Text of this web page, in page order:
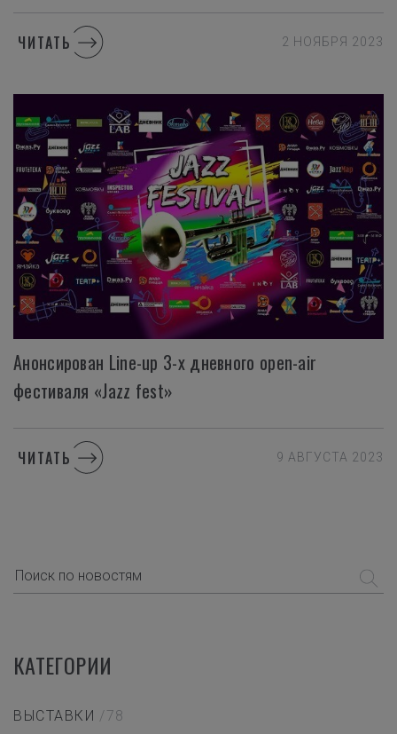
ЧИТАТЬ 2 НОЯБРЯ 2023
Анонсирован Line-up 3-х дневного open-air
фестиваля «Jazz fest»
ЧИТАТЬ 9 АВГУСТА 2023
КАТЕГОРИИ
ВЫСТАВКИ /78